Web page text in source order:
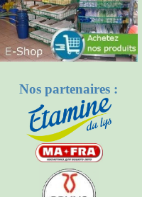
Nos partenaires :